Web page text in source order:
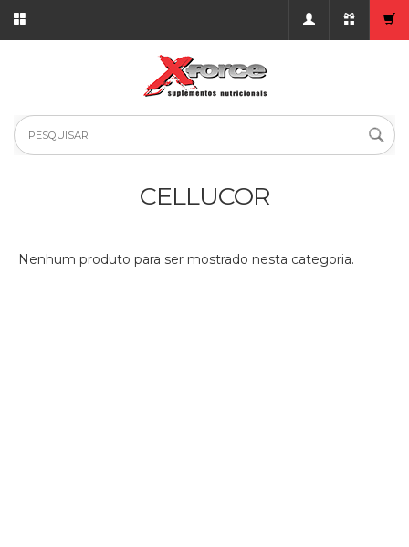
CELLUCOR
Nenhum produto para ser mostrado nesta categoria.